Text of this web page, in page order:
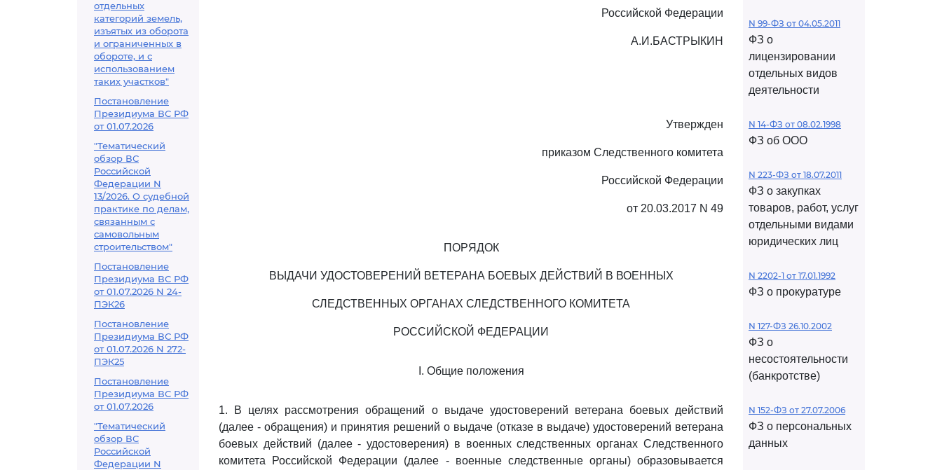
отдельных
категорий земель,
изъятых из оборота
и ограниченных в
обороте, и с
использованием
таких участков"
Постановление
Президиума ВС РФ
от 01.07.2026
"Тематический
обзор ВС
Российской
Федерации N
13/2026. О судебной
практике по делам,
связанным с
самовольным
строительством"
Постановление
Президиума ВС РФ
от 01.07.2026 N 24-
ПЭК26
Постановление
Президиума ВС РФ
от 01.07.2026 N 272-
ПЭК25
Постановление
Президиума ВС РФ
от 01.07.2026
"Тематический
обзор ВС
Российской
Федерации N
Российской Федерации
А.И.БАСТРЫКИН
Утвержден
приказом Следственного комитета
Российской Федерации
от 20.03.2017 N 49
ПОРЯДОК
ВЫДАЧИ УДОСТОВЕРЕНИЙ ВЕТЕРАНА БОЕВЫХ ДЕЙСТВИЙ В ВОЕННЫХ
СЛЕДСТВЕННЫХ ОРГАНАХ СЛЕДСТВЕННОГО КОМИТЕТА
РОССИЙСКОЙ ФЕДЕРАЦИИ
I. Общие положения
1. В целях рассмотрения обращений о выдаче удостоверений ветерана боевых действий
(далее - обращения) и принятия решений о выдаче (отказе в выдаче) удостоверений ветерана
боевых действий (далее - удостоверения) в военных следственных органах Следственного
комитета Российской Федерации (далее - военные следственные органы) образовывается
N 99-ФЗ от 04.05.2011
ФЗ о
лицензировании
отдельных видов
деятельности
N 14-ФЗ от 08.02.1998
ФЗ об ООО
N 223-ФЗ от 18.07.2011
ФЗ о закупках
товаров, работ, услуг
отдельными видами
юридических лиц
N 2202-1 от 17.01.1992
ФЗ о прокуратуре
N 127-ФЗ 26.10.2002
ФЗ о
несостоятельности
(банкротстве)
N 152-ФЗ от 27.07.2006
ФЗ о персональных
данных